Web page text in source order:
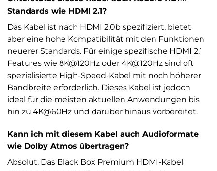
Standards wie HDMI 2.1?
Das Kabel ist nach HDMI 2.0b spezifiziert, bietet
aber eine hohe Kompatibilität mit den Funktionen
neuerer Standards. Für einige spezifische HDMI 2.1
Features wie 8K@120Hz oder 4K@120Hz sind oft
spezialisierte High-Speed-Kabel mit noch höherer
Bandbreite erforderlich. Dieses Kabel ist jedoch
ideal für die meisten aktuellen Anwendungen bis
hin zu 4K@60Hz und darüber hinaus vorbereitet.
Kann ich mit diesem Kabel auch Audioformate
wie Dolby Atmos übertragen?
Absolut. Das Black Box Premium HDMI-Kabel